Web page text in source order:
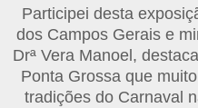
Participei desta
dos Campos Gerais e
Drª Vera Manoel,
Ponta Grossa que
tradições do Carnaval